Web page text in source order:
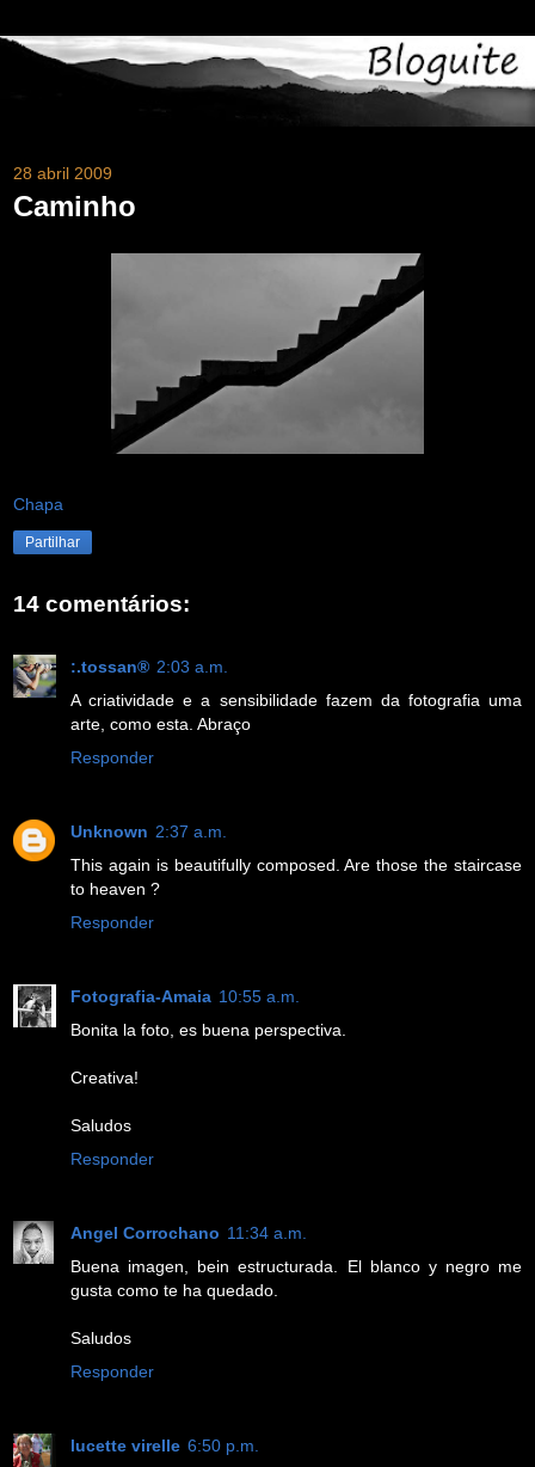
28 abril 2009
Caminho
Chapa
Partilhar
14 comentários:
:.tossan® 2:03 a.m.
A criatividade e a sensibilidade fazem da fotografia uma
arte, como esta. Abraço
Responder
Unknown 2:37 a.m.
This again is beautifully composed. Are those the staircase
to heaven ?
Responder
Fotografia-Amaia 10:55 a.m.
Bonita la foto, es buena perspectiva.
Creativa!
Saludos
Responder
Angel Corrochano 11:34 a.m.
Buena imagen, bein estructurada. El blanco y negro me
gusta como te ha quedado.
Saludos
Responder
lucette virelle 6:50 p.m.